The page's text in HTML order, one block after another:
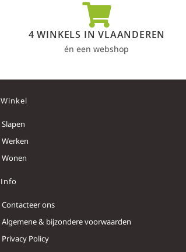
4 WINKELS IN VLAANDEREN
én een webshop
Winkel
Slapen
Werken
Wonen
Info
Contacteer ons
Algemene & bijzondere voorwaarden
Privacy Policy